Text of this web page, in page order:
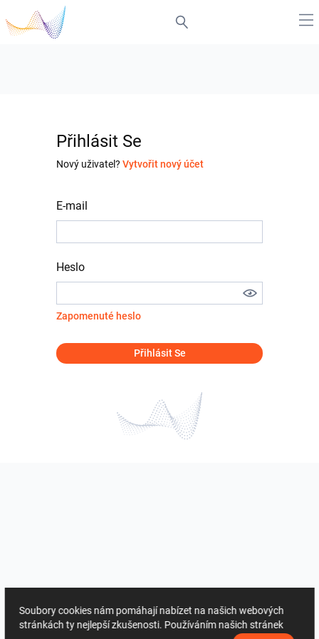
Přihlásit Se
Nový uživatel? Vytvořit nový účet
E-mail
Heslo
Zapomenuté heslo
Přihlásit Se
Soubory cookies nám pomáhají nabízet na našich webových
stránkách ty nejlepší zkušenosti. Používáním našich stránek